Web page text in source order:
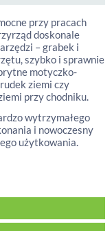
przy pracach
doskonale
– grabek i
szybko i sprawnie
motyczko-
ziemi czy
przy chodniku.
wytrzymałego
i nowoczesny
użytkowania.